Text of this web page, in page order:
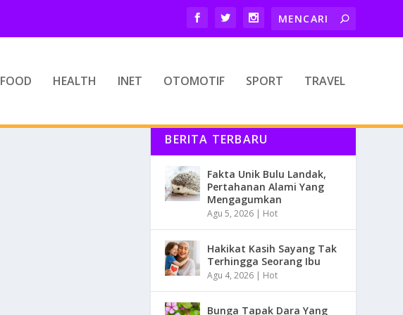
FOOD HEALTH INET OTOMOTIF SPORT TRAVEL
BERITA TERBARU
Fakta Unik Bulu Landak,
Pertahanan Alami Yang
Mengagumkan
Agu 5, 2026 | Hot
Hakikat Kasih Sayang Tak
Terhingga Seorang Ibu
Agu 4, 2026 | Hot
Bunga Tapak Dara Yang